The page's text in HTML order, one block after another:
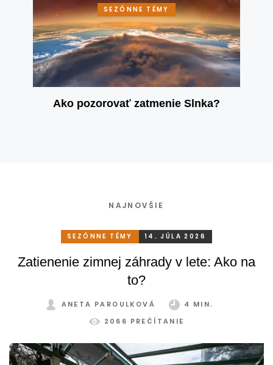
SEZÓNNE TÉMY
Ako pozorovať zatmenie Slnka?
NAJNOVŠIE
SEZÓNNE TÉMY 14. JÚLA 2026
Zatienenie zimnej záhrady v lete: Ako na
to?
ANETA PAROULKOVÁ
4 MIN.
2066 PREČÍTANIE